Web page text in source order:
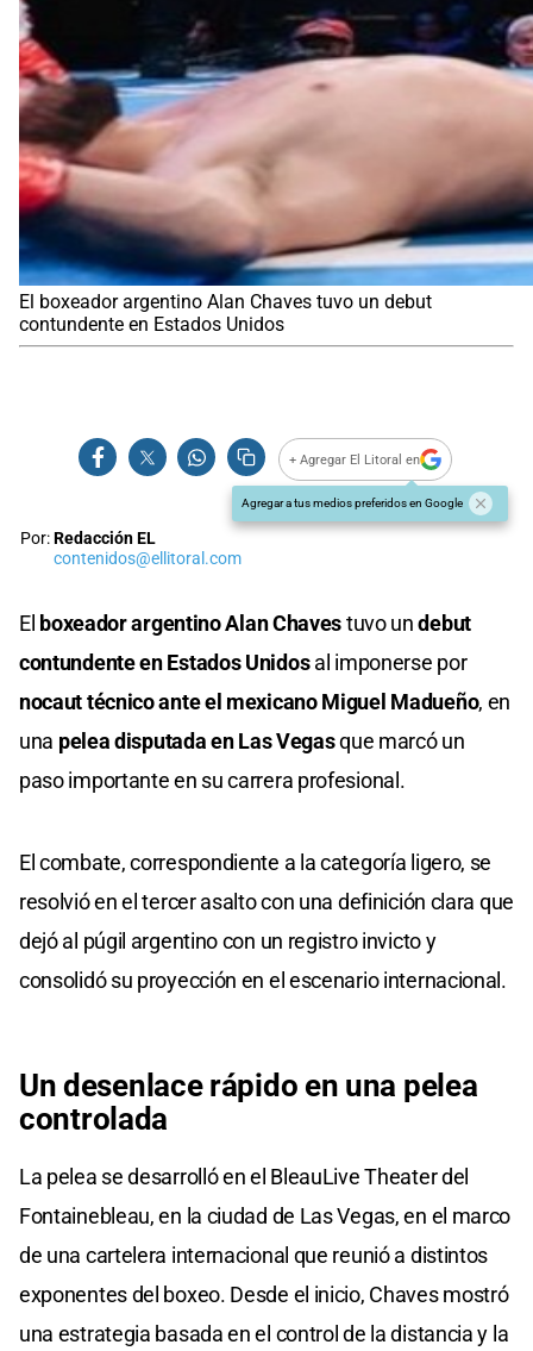
El boxeador argentino Alan Chaves tuvo un debut
contundente en Estados Unidos
+ Agregar El Litoral en
Agregar a tus medios preferidos en Google
Por:Redacción EL
contenidos@ellitoral.com
El boxeador argentino Alan Chavestuvo undebut
contundente en Estados Unidosal imponerse por
nocaut técnico ante el mexicano Miguel Madueño, en
una pelea disputada en Las Vegasque marcó un
paso importante en su carrera profesional.
El combate, correspondiente a la categoría ligero, se
resolvió en el tercer asalto con una definición clara que
dejó al púgil argentino con un registro invicto y
consolidó su proyección en el escenario internacional.
Un desenlace rápido en una pelea
controlada
La pelea se desarrolló en el BleauLive Theater del
Fontainebleau, en la ciudad de Las Vegas, en el marco
de una cartelera internacional que reunió a distintos
exponentes del boxeo. Desde el inicio, Chaves mostró
una estrategia basada en el control de la distancia y la